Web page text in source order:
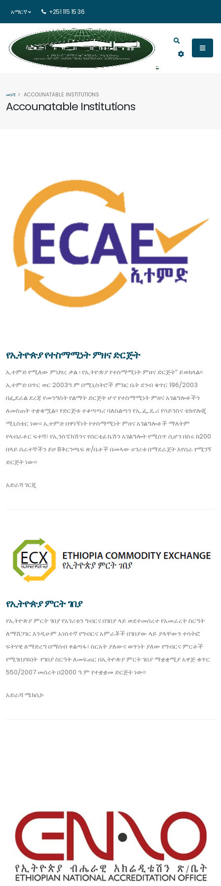
አማርኛ +251 115 15 36
Accounatable Institutions
መነሻ ACCOUNATABLE INSTITUTIONS
የኢትዮጵያ የተስማሚነት ምዘና ድርጅት
ኢተምድ የሚለው ምህፃረ ቃል ፡ የኢትዮጵያ የተስማሚነት ምዘና ድርጅት” ይወክላል፡፡
ኢተምድ በጥር ወር 2003ዓ.ም በሚኒስትሮች ምክር ቤት ደንብ ቁጥር 196/2003
በፌደራል ደረጃ የመንግስት የልማት ድርጅት ሆኖ የተስማሚነት ምዘና አገልግሎቶችን
ለመስጠት ተቋቁሟል፡፡ የድርጅቱ ተቆጣጣሪ ባለስልጣን የኢ.ፌ.ዴ.ሪ የሳይንስና ቴክኖሎጂ
ሚኒስቴር ነው፡፡ ኢተምድ በዋነኝነት የተስማሚነት ምዘና አገልግሎቶች ማለትም
የላብራቶር ፍተሻ፣ የኢንስፔክሽንና የሰርቲፊኬሽን አገልግሎት የሚሰጥ ሲሆን በስሩ ከ200
በላይ ሰራተኞችን ይዞ 8ቅርንጫፍ ጽ/ቤቶች በመላው ሀገሪቱ በማደራጀት እየሰራ የሚገኝ
ድርጅት ነው፡፡
አድራሻገርጂ
የኢትዮጵያ ምርት ገበያ
የኢትዮጵያ ምርት ገበያ የአገሪቱን ግብርና በገበያ ላይ ወደተመሰረተ የአመራረት ስርዓት
ለማሸጋገር እንዲሁም አነስተኛ የግብርና አምራቾች በገበያው ላይ ያላቸውን ተሳትፎ
ፍትሃዊ ለማድረግ በማሰብ ቀልጣፋ፣ ስርአት ያለውና ወጥነት ያለው የግብርና ምርቶች
የሚገበያዩበት የገበያ ስርዓት ለመፍጠር በኢትዮጵያ ምርት ገበያ ማቋቋሚያ አዋጅ ቁጥር
550/2007 መሰረት በ2000 ዓ.ም የተቋቋመ ድርጅት ነው፡፡
አድራሻሜክሲኮ